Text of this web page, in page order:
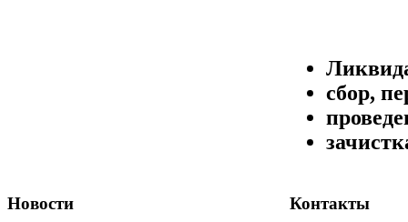
сбор,
Новости Контакты